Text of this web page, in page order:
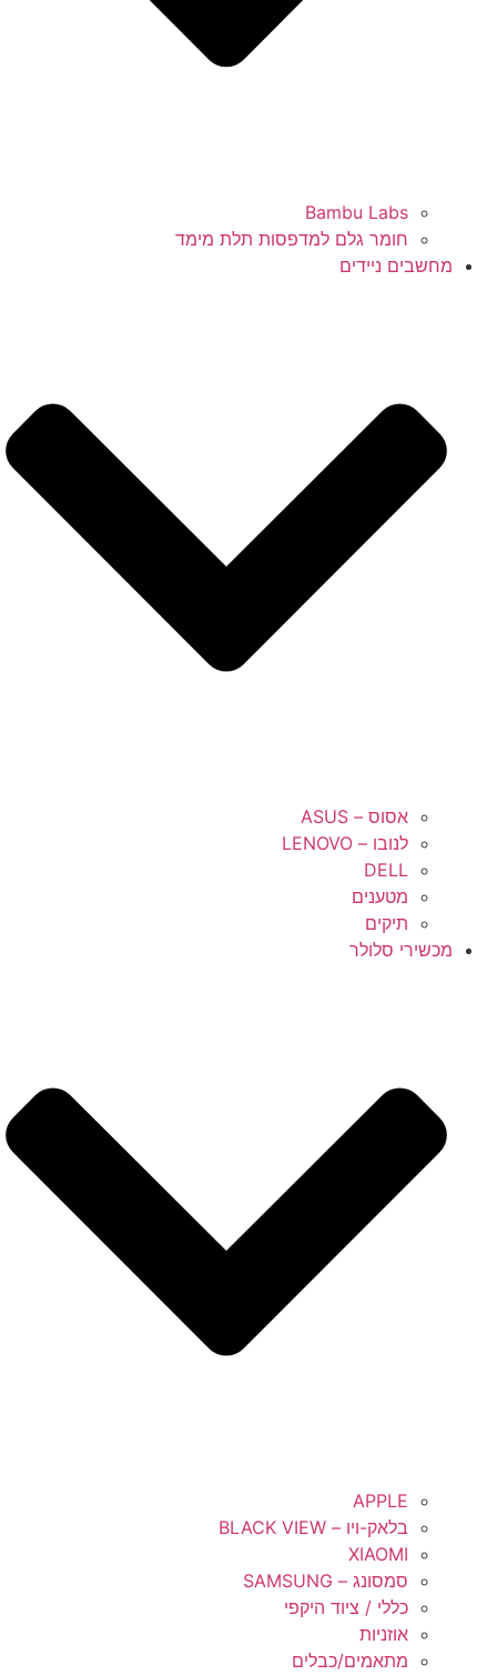
Bambu Labs
חומר גלם למדפסות תלת מימד
מחשבים ניידים
אסוס – ASUS
לנובו – LENOVO
DELL
מטענים
תיקים
מכשירי סלולר
APPLE
בלאק-ויו – BLACK VIEW
XIAOMI
סמסונג – SAMSUNG
כללי / ציוד היקפי
אוזניות
מתאמים/כבלים